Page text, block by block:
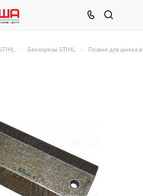
– Бензорезы STIHL – Лезвие для шнека